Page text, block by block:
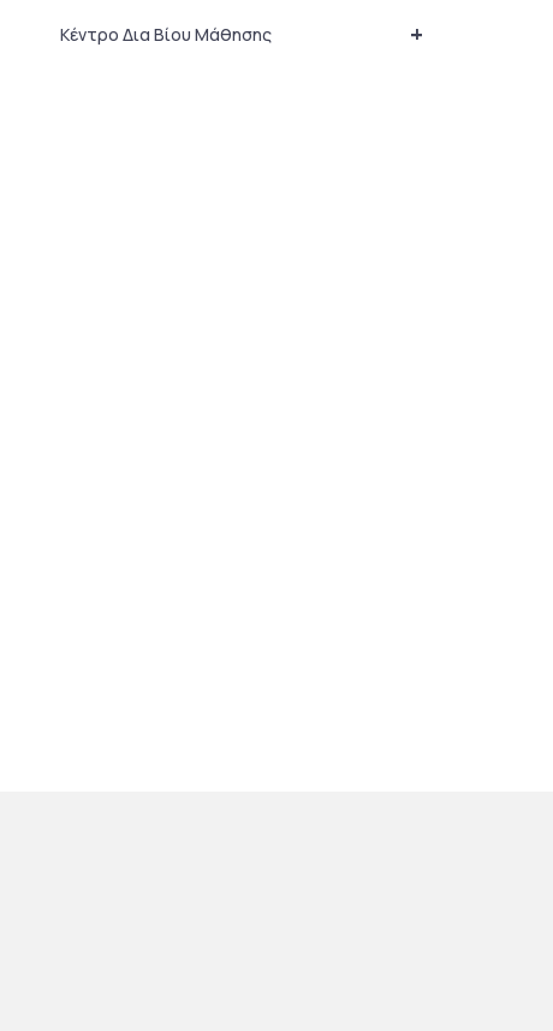
+
Κέντρο Δια Βίου Μάθησης